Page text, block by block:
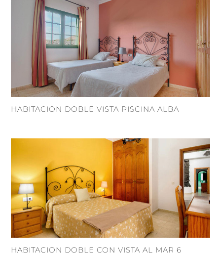
HABITACION DOBLE VISTA PISCINA ALBA
HABITACION DOBLE CON VISTA AL MAR 6